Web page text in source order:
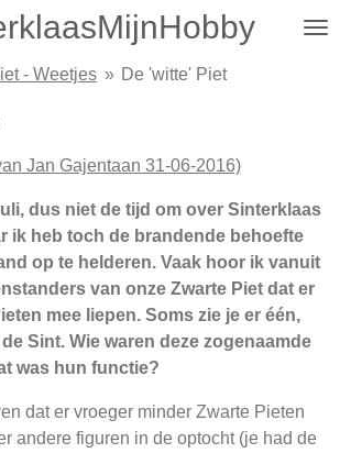
- Weetjes » De 'witte' Piet
Jan Gajentaan 31-06-2016)
dus niet de tijd om over Sinterklaas
ik heb toch de brandende behoefte
op te helderen. Vaak hoor ik vanuit
van onze Zwarte Piet dat er
mee liepen. Soms zie je er één,
Sint. Wie waren deze zogenaamde
was hun functie?
dat er vroeger minder Zwarte Pieten
andere figuren in de optocht (je had de